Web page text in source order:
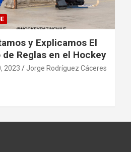
y Explicamos El
de Reglas en el Hockey
2023 Jorge Rodríguez Cáceres